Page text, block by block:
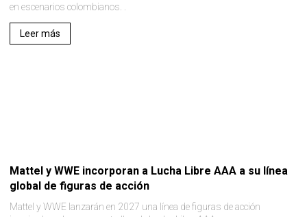
en escenarios colombianos. .
Leer más
Mattel y WWE incorporan a Lucha Libre AAA a su línea
global de figuras de acción
Mattel y WWE lanzarán en 2027 una línea de figuras de acción